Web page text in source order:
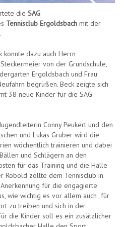
die SAG
Tennisclub Ergoldsbach mit der
.
konnte dazu auch Herrn
von der Grundschule,
Ergoldsbach und Frau
begrüßen. Beck zeigte sich
38 neue Kinder für die SAG
Conny Peukert und den
und Lukas Gruber wird die
wöchentlich trainieren und dabei
und Schlägern an den
für das Training und die Halle
Robold zollte dem Tennisclub in
für die engagierte
wie wichtig es vor allem auch für
zu treiben und sich in der
die Kinder soll es ein zusätzlicher